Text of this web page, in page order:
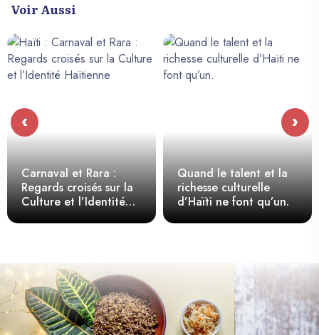
Voir Aussi
Carnaval et Rara :
Regards croisés sur la
Culture et l’Identité
Haïtienne
Quand le talent et la
richesse culturelle
d’Haïti ne font qu’un.
‹ ›